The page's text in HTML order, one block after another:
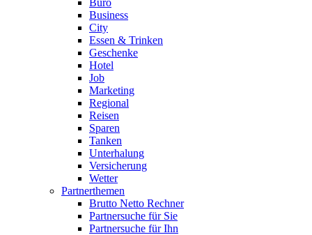
Business
City
Essen & Trinken
Geschenke
Hotel
Job
Marketing
Regional
Reisen
Sparen
Tanken
Unterhalung
Versicherung
Wetter
Partnerthemen
Brutto Netto Rechner
Partnersuche für Sie
Partnersuche für Ihn